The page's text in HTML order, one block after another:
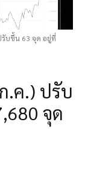
รับขึ้น 63 จุด อยู่ที่
.ค.) ปรับ
จุด